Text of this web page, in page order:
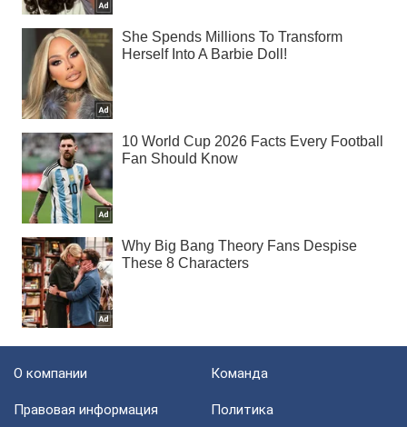
О компании Команда
Правовая информация
Политика